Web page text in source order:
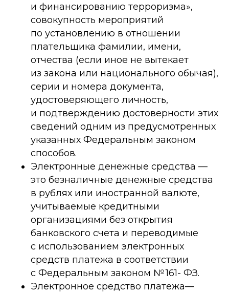
и финансированию терроризма»,
совокупность мероприятий
по установлению в отношении
плательщика фамилии, имени,
отчества (если иное не вытекает
из закона или национального обычая),
серии и номера документа,
удостоверяющего личность,
и подтверждению достоверности этих
сведений одним из предусмотренных
указанных Федеральным законом
способов.
Электронные денежные средства —
это безналичные денежные средства
в рублях или иностранной валюте,
учитываемые кредитными
организациями без открытия
банковского счета и переводимые
с использованием электронных
средств платежа в соответствии
с Федеральным законом № 161- ФЗ.
Электронное средство платежа—